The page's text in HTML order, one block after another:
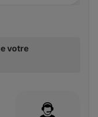
votre